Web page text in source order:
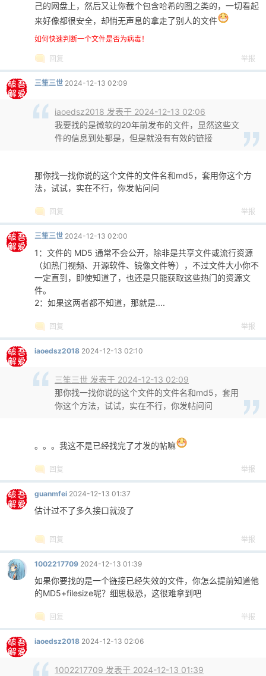
己的网盘上，然后又让你截个包含哈希的图之类的，一切看起
来好像都很安全，却悄无声息的拿走了别人的文件
如何快速判断一个文件是否为病毒！
回复 举报
三笙三世 2024-12-13 02:09
iaoedsz2018 发表于 2024-12-13 02:06
我要找的是微软的20年前发布的文件，显然这些文
件的信息到处都是，但是就没有有效的链接
那你找一找你说的这个文件的文件名和md5，套用你这个方
法，试试，实在不行，你发帖问问
回复 举报
三笙三世 2024-12-13 02:00
1：文件的 MD5 通常不会公开，除非是共享文件或流行资源
（如热门视频、开源软件、镜像文件等），不过文件大小你不
一定直到，即使知道了，也还是只能获取这些热门的资源文
件。
2：如果这两者都不知道，那就是....
回复 举报
iaoedsz2018 2024-12-13 02:10
三笙三世 发表于 2024-12-13 02:09
那你找一找你说的这个文件的文件名和md5，套用
你这个方法，试试，实在不行，你发帖问问
。。。我这不是已经找完了才发的帖嘛
回复 举报
guanmfei 2024-12-13 01:37
估计过不了多久接口就没了
回复 举报
1002217709 2024-12-13 01:39
如果你要找的是一个链接已经失效的文件，你怎么提前知道他
的MD5+filesize呢？细思极恐，这很难拿到吧
回复 举报
iaoedsz2018 2024-12-13 02:06
1002217709 发表于 2024-12-13 01:39